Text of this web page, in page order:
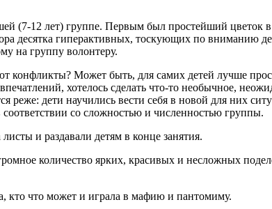
(7-12 лет) группе. Первым был простейший
десятка гиперактивных, тоскующих по
на группу волонтеру.
Может быть, для самих детей лучше
хотелось сделать что-то необычное,
дети научились вести себя в новой для них
со сложностью и численностью группы.
и раздавали детям в конце занятия.
количество ярких, красивых и несложных
кто что может и играла в мафию и пантомиму.